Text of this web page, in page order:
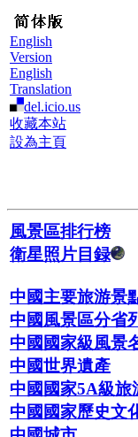
English
Version
English
Translation
del.icio.us
收藏本站
設為主頁
風景區排行榜
衛星照片目録
中國主要旅游景
中國風景區分省
中國國家級風景
中國世界遺產
中國國家5A級旅
中國國家歷史文